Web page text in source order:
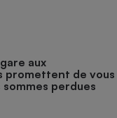
aux
promettent de vous
perdues